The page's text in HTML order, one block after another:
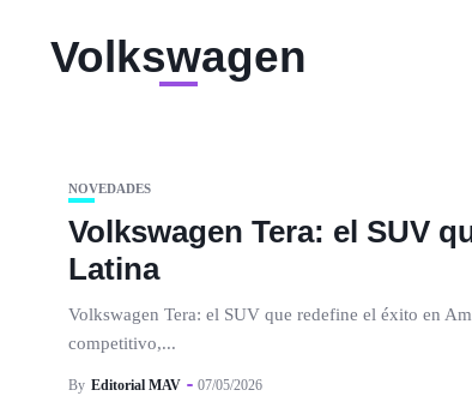
Volkswagen
NOVEDADES
Volkswagen Tera: el SUV
Latina
Volkswagen Tera: el SUV que redefine el éxito en
competitivo,...
By Editorial MAV 07/05/2026